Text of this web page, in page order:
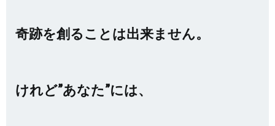
奇跡を創ることは出来ません。
けれど”あなた”には、